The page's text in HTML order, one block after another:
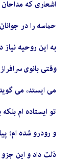
اشعاری که
حماسه را در
به این روحیه نیاز
وقتی بانوی
می ایستد، می
تو ایستاده ام
و رودرو شده ام؛
ذلت داد و این